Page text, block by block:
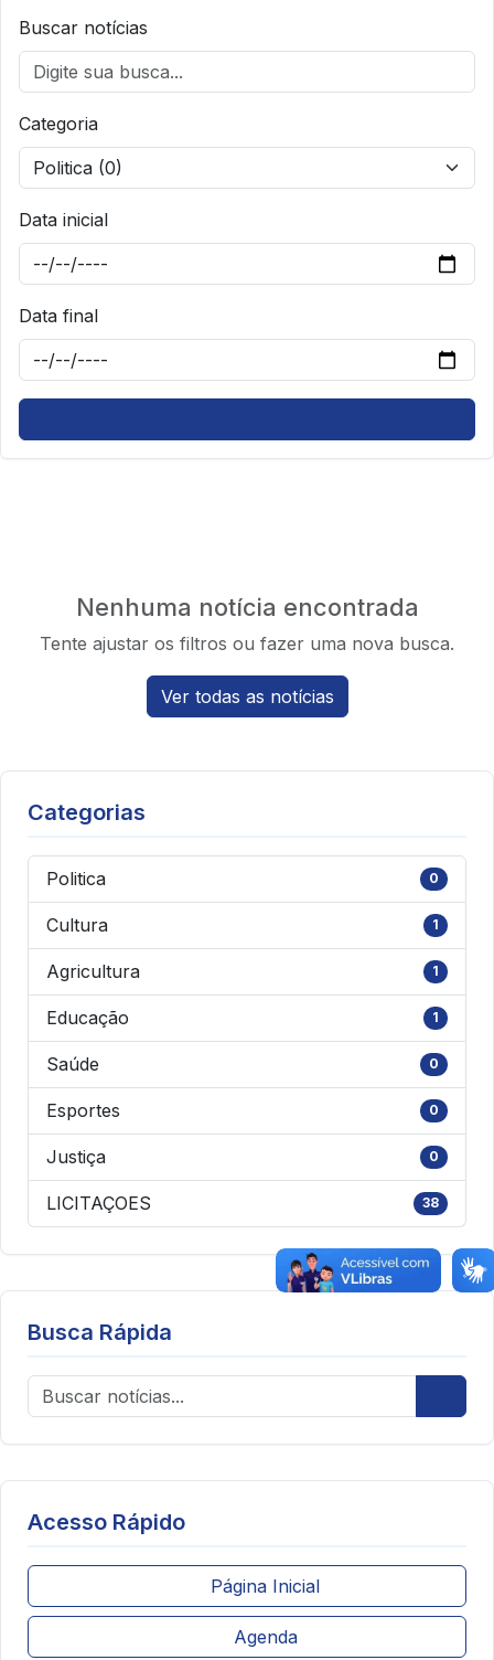
Buscar notícias
Categoria
Data inicial
Data final
Nenhuma notícia encontrada
Tente ajustar os filtros ou fazer uma nova busca.
Ver todas as notícias
Categorias
Politica 0
Cultura 1
Agricultura 1
Educação 1
Saúde 0
Esportes 0
Justiça 0
LICITAÇOES 38
Busca Rápida
Acesso Rápido
Página Inicial
Agenda